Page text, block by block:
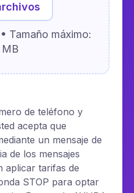
Tamaño máximo:
MB
de teléfono y
acepta que
un mensaje de
de los mensajes
aplicar tarifas de
STOP para optar